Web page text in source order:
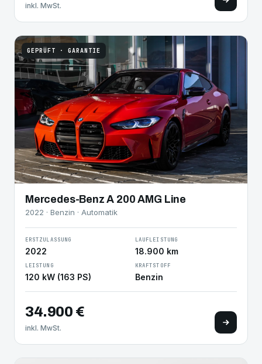
inkl. MwSt.
GEPRÜFT · GARANTIE
Mercedes-Benz A 200 AMG Line
2022 · Benzin · Automatik
ERSTZULASSUNG
2022
LAUFLEISTUNG
18.900 km
LEISTUNG
120 kW (163 PS)
KRAFTSTOFF
Benzin
34.900 €
inkl. MwSt.